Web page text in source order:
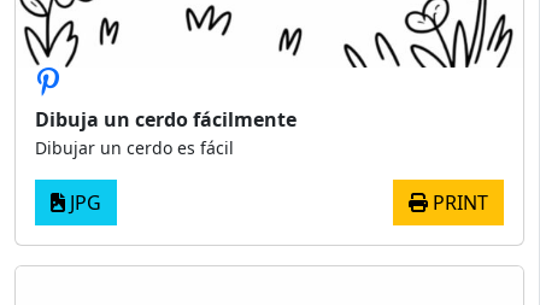
Dibuja un cerdo fácilmente
Dibujar un cerdo es fácil
JPG PRINT